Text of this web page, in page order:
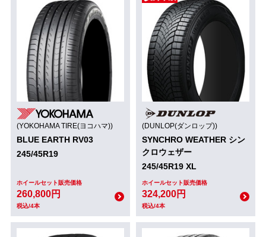
(YOKOHAMA TIRE(ヨコハマ))
BLUE EARTH RV03
245/45R19
ホイールセット販売価格
260,800円
税込/4本
(DUNLOP(ダンロップ))
SYNCHRO WEATHER シン
クロウェザー
245/45R19 XL
ホイールセット販売価格
324,200円
税込/4本